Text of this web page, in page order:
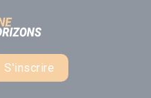
S'inscrire